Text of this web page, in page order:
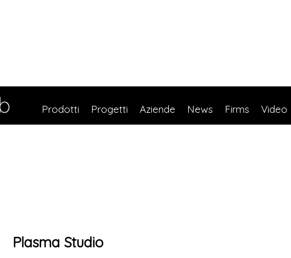
Prodotti Progetti Aziende News Firms Video
Plasma Studio